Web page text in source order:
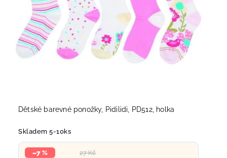
Dětské barevné ponožky, Pidilidi, PD512, holka
Skladem 5-10ks
27 Kč
–7 %